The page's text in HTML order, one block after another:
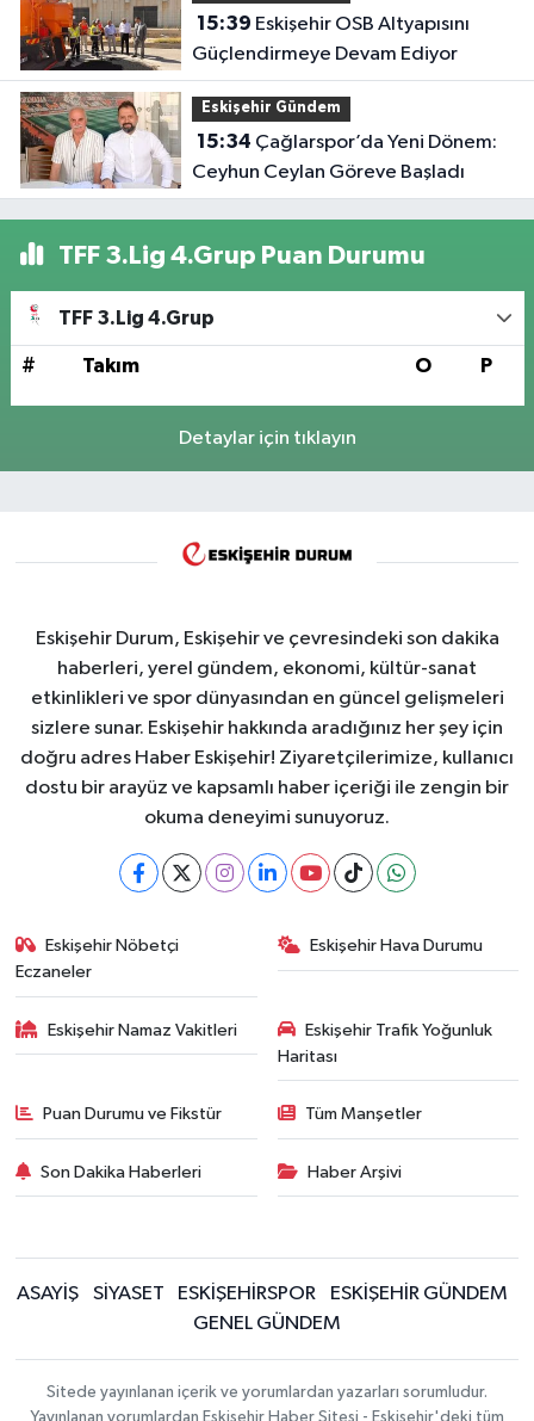
15:39
Güçlendirmeye Devam Ediyor
Eskişehir Gündem
15:34
Ceyhun Ceylan Göreve Başladı
TFF 3.Lig 4.Grup Puan Durumu
TFF 3.Lig 4.Grup
# Takım O P
Detaylar için tıklayın
Eskişehir Durum, Eskişehir ve çevresindeki son dakika
haberleri, yerel gündem, ekonomi, kültür-sanat
etkinlikleri ve spor dünyasından en güncel gelişmeleri
sizlere sunar. Eskişehir hakkında aradığınız her şey için
doğru adres Haber Eskişehir! Ziyaretçilerimize, kullanıcı
dostu bir arayüz ve kapsamlı haber içeriği ile zengin bir
okuma deneyimi sunuyoruz.
Eskişehir Nöbetçi
Eczaneler
Eskişehir Hava Durumu
Eskişehir Namaz Vakitleri
Eskişehir Trafik Yoğunluk
Haritası
Puan Durumu ve Fikstür Tüm Manşetler
Son Dakika Haberleri Haber Arşivi
ASAYİŞ SİYASET ESKİŞEHİRSPOR
ESKİŞEHİR GÜNDEM
GENEL GÜNDEM
Sitede yayınlanan içerik ve yorumlardan yazarları sorumludur.
Yayınlanan yorumlardan Eskişehir Haber Sitesi - Eskişehir'deki tüm